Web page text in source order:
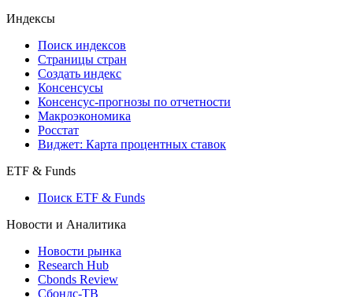
Индексы
Поиск индексов
Страницы стран
Создать индекс
Консенсусы
Консенсус-прогнозы по отчетности
Макроэкономика
Росстат
Виджет: Карта процентных ставок
ETF & Funds
Поиск ETF & Funds
Новости и Аналитика
Новости рынка
Research Hub
Cbonds Review
Сбондс-ТВ